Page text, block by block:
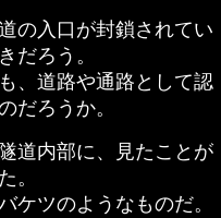
の入口が封鎖されてい
だろう。
、道路や通路として認
だろうか。
道内部に、見たことが
。
ケツのようなものだ。